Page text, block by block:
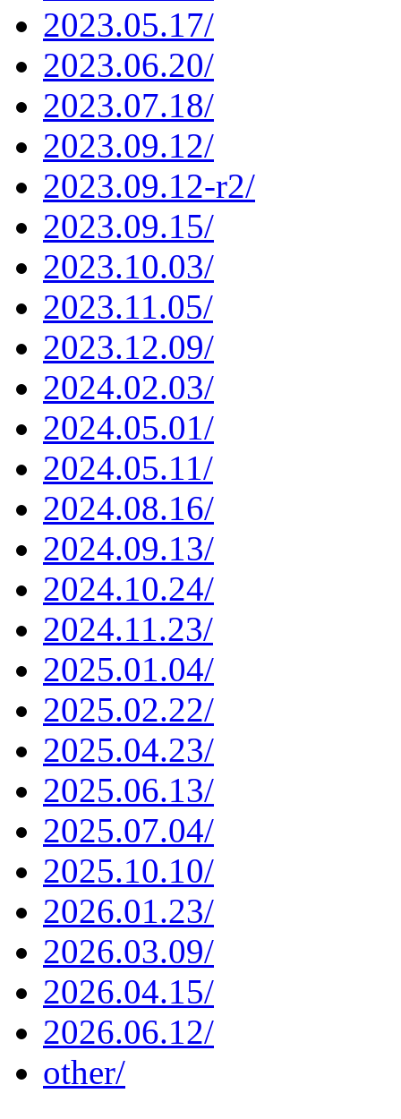
2023.05.17/
2023.06.20/
2023.07.18/
2023.09.12/
2023.09.12-r2/
2023.09.15/
2023.10.03/
2023.11.05/
2023.12.09/
2024.02.03/
2024.05.01/
2024.05.11/
2024.08.16/
2024.09.13/
2024.10.24/
2024.11.23/
2025.01.04/
2025.02.22/
2025.04.23/
2025.06.13/
2025.07.04/
2025.10.10/
2026.01.23/
2026.03.09/
2026.04.15/
2026.06.12/
other/